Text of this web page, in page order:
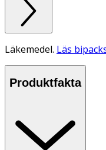
Läkemedel. Läs
Produktfakta